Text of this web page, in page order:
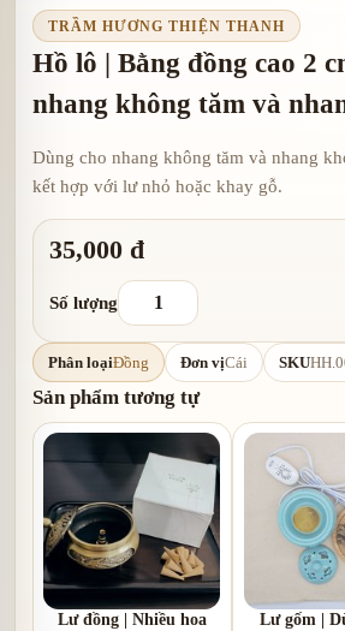
TRẦM HƯƠNG THIỆN THANH
Hồ lô | Bằng đồng cao 2
nhang không tăm và
Dùng cho nhang không tăm và nhang
kết hợp với lư nhỏ hoặc khay gỗ.
35,000 đ
Số lượng
Phân loạiĐồng Đơn vịCái SKU
Sản phẩm tương tự
Lư đồng | Nhiều hoa
Lư gốm |